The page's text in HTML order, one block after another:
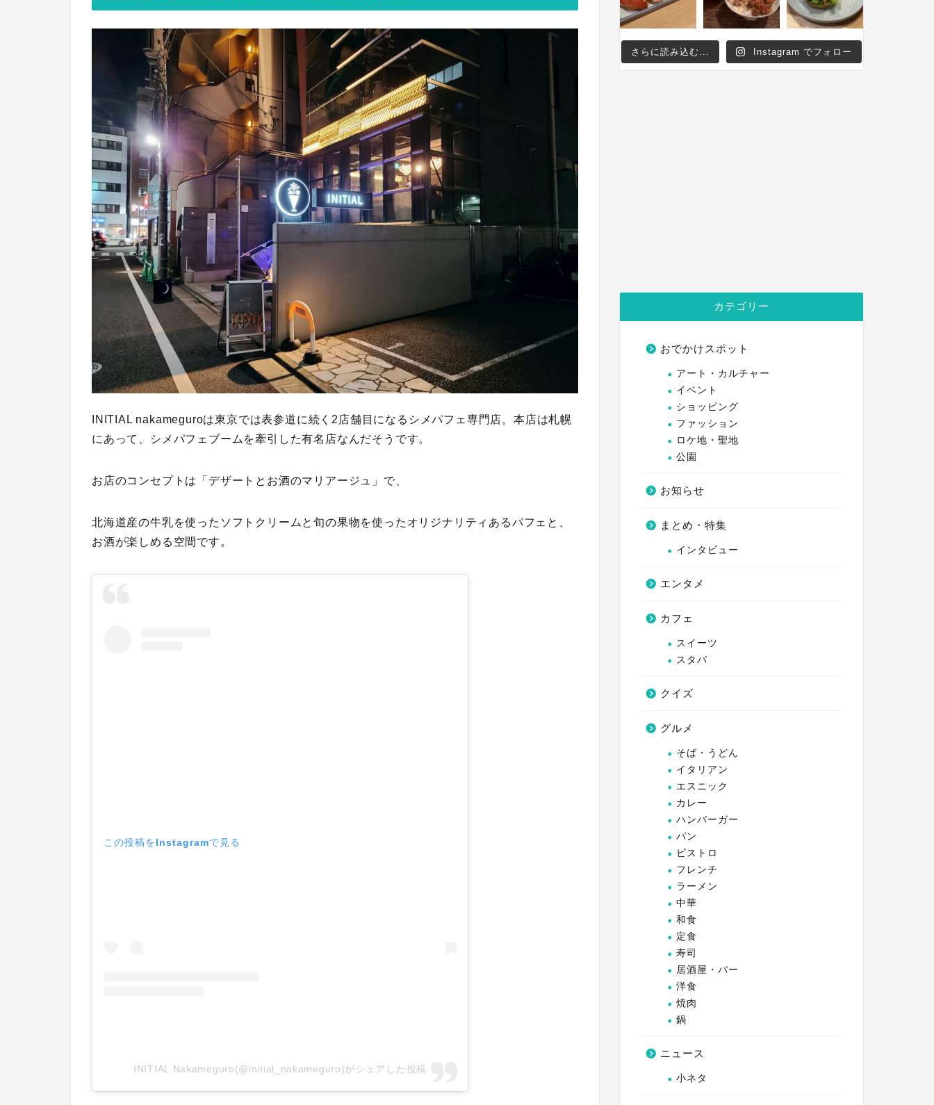
INITIAL nakameguroは東京では表参道に続く2店舗目になるシメパフェ専門店。本店は札幌
にあって、シメパフェブームを牽引した有名店なんだそうです。
お店のコンセプトは 「デザートとお酒のマリアージュ」 で、
北海道産の牛乳を使ったソフトクリームと旬の果物を使ったオリジナリティあるパフェと、
お酒が楽しめる空間です。
この投稿をInstagramで見る
INITIAL Nakameguro(@initial_nakameguro)がシェアした投稿
さらに読み込む... Instagram でフォロー
カテゴリー
おでかけスポット
アート・カルチャー
イベント
ショッピング
ファッション
ロケ地・聖地
公園
お知らせ
まとめ・特集
インタビュー
エンタメ
カフェ
スイーツ
スタバ
クイズ
グルメ
そば・うどん
イタリアン
エスニック
カレー
ハンバーガー
パン
ビストロ
フレンチ
ラーメン
中華
和食
定食
寿司
居酒屋・バー
洋食
焼肉
鍋
ニュース
小ネタ